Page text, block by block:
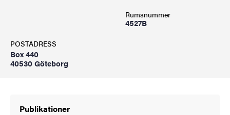
Rumsnummer
4527B
POSTADRESS
Box 440
40530 Göteborg
Publikationer